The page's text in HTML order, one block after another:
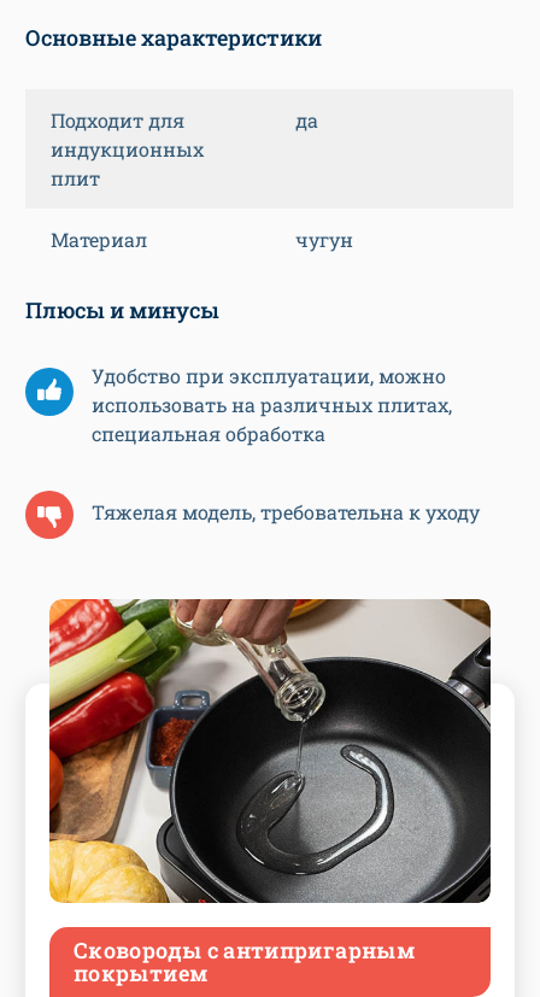
Основные характеристики
Подходит для
индукционных
плит
да
Материал чугун
Плюсы и минусы
Удобство при эксплуатации, можно
использовать на различных плитах,
специальная обработка
Тяжелая модель, требовательна к уходу
Сковороды с антипригарным
покрытием